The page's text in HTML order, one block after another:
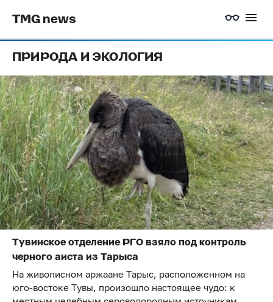
TMG news
ПРИРОДА И ЭКОЛОГИЯ
Тувинское отделение РГО взяло под контроль
черного аиста из Тарыса
На живописном аржаане Тарыс, расположенном на
юго-востоке Тувы, произошло настоящее чудо: к